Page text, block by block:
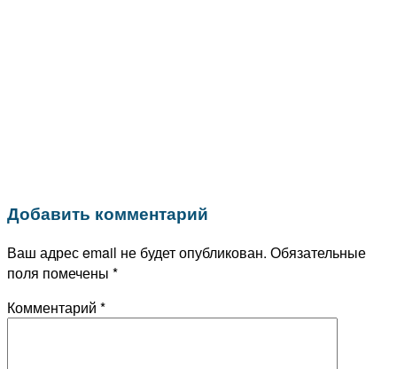
Добавить комментарий
Ваш адрес email не будет опубликован. Обязательные
поля помечены *
Комментарий *